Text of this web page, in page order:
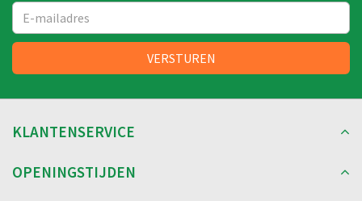
KLANTENSERVICE
OPENINGSTIJDEN